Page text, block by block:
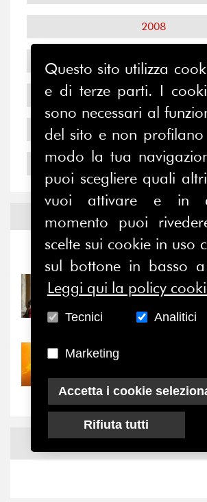
2008
2007
2006
2004
Notizie edEventi
31/07/2026
il valore di...
30/07/2026
“grande cecità”: la...
NewsFacebook
Questo sito utilizza
e di terze parti. I
sono necessari al
del sito e non
modo la tua
puoi scegliere quali
vuoi attivare e in
momento puoi
scelte sui cookie in uso
sul bottone in basso a
Leggi qui la policy
Tecnici Analitici
Marketing
Accetta i cookie
Rifiuta tutti